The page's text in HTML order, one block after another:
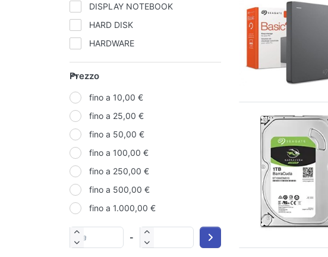
DISPLAY NOTEBOOK
HARD DISK
HARDWARE
MEMORIE
NOTEBOOK
NOTEBOOK
NOTEBOOK / PC
NOTEBOOK RICAMBI
PERSONAL COMPUTER
PERSONAL COMPUTER
REFURBISHED
SCHEDE VIDEO
SERVER
SMARTPHONE
Prezzo
fino a 10,00 €
fino a 25,00 €
fino a 50,00 €
fino a 100,00 €
fino a 250,00 €
fino a 500,00 €
fino a 1.000,00 €
-